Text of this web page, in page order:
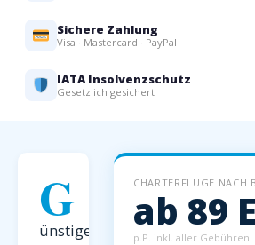
Sichere Zahlung
Visa · Mastercard · PayPal
IATA Insolvenzschutz
Gesetzlich gesichert
G
ünstige
CHARTERFLÜGE NACH
ab 89
p.P. inkl. aller Gebühren